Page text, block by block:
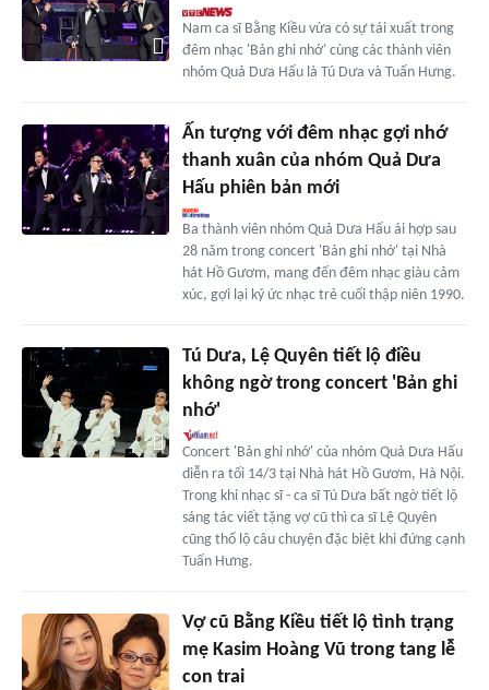
Nam ca sĩ Bằng Kiều vừa có sự tái xuất trong
đêm nhạc 'Bản ghi nhớ' cùng các thành viên
nhóm Quả Dưa Hấu là Tú Dưa và Tuấn Hưng.
Ấn tượng với đêm nhạc gợi nhớ
thanh xuân của nhóm Quả Dưa
Hấu phiên bản mới
Ba thành viên nhóm Quả Dưa Hấu ái hợp sau
28 năm trong concert 'Bản ghi nhớ' tại Nhà
hát Hồ Gươm, mang đến đêm nhạc giàu cảm
xúc, gợi lại ký ức nhạc trẻ cuối thập niên 1990.
Tú Dưa, Lệ Quyên tiết lộ điều
không ngờ trong concert 'Bản ghi
nhớ'
Concert 'Bản ghi nhớ' của nhóm Quả Dưa Hấu
diễn ra tối 14/3 tại Nhà hát Hồ Gươm, Hà Nội.
Trong khi nhạc sĩ - ca sĩ Tú Dưa bất ngờ tiết lộ
sáng tác viết tặng vợ cũ thì ca sĩ Lệ Quyên
cũng thổ lộ câu chuyện đặc biệt khi đứng cạnh
Tuấn Hưng.
Vợ cũ Bằng Kiều tiết lộ tình trạng
mẹ Kasim Hoàng Vũ trong tang lễ
con trai